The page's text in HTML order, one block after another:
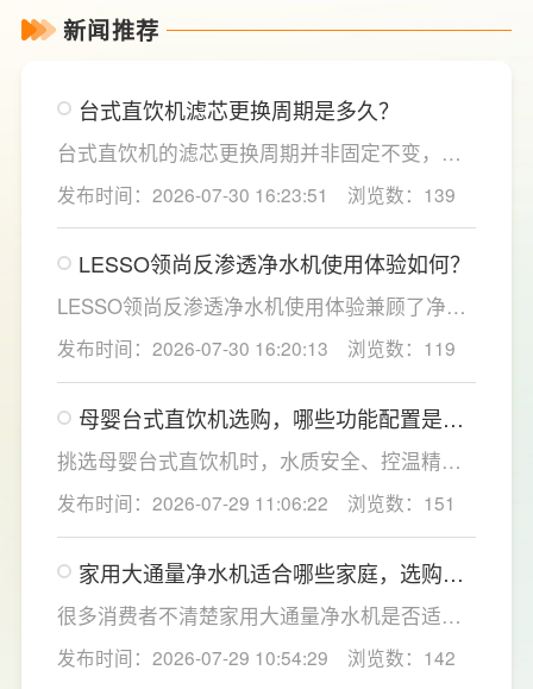
新闻推荐
台式直饮机滤芯更换周期是多久？
台式直饮机的滤芯更换周期并非固定不变，主
要取决于实际用水量、进水水质及使用频率等
因素。一般来说，PP棉和活性炭类前置滤芯建
议每6至12个月更换一次，RO反渗透膜滤芯使
用寿命相对较长，通常在2至3年左右，而后置
活性炭滤芯则建议每年更换一次以保障出水口
感。
发布时间：2026-07-30 16:23:51 浏览数：139
LESSO领尚反渗透净水机使用体验如何？
LESSO领尚反渗透净水机使用体验兼顾了净水
效果、使用便捷性和节水表现。产品采用
120mm纤薄机身设计，不占用过多厨下空间；
双出水模式可根据不同需求切换生活用水和直
饮水，不仅满足厨房多场景用水需求，还有助
于延长滤芯使用寿命。
发布时间：2026-07-30 16:20:13 浏览数：119
母婴台式直饮机选购，哪些功能配置是有
娃家庭必不可少的？
挑选母婴台式直饮机时，水质安全、控温精准
度是宝妈群体最关心的核心需求，接下来
LESSO领尚为大家讲解适合母婴家庭的必备功
能配置。母婴冲奶、辅食、直饮对水温要求不
同，机型需搭载多档精准控温功能，45℃低温
冲奶、85℃泡辅食、100℃沸水冲泡茶饮一键
切换，不用反复烧水兑冷水，呵护宝宝娇嫩肠
胃。
发布时间：2026-07-29 11:06:22 浏览数：151
家用大通量净水机适合哪些家庭，选购时
如何匹配用水场景吗？
很多消费者不清楚家用大通量净水机是否适配
自家户型，LESSO领尚建议，选购前一定要结
合家庭用水场景判断。家用大通量净水机更适
发布时间：2026-07-29 10:54:29 浏览数：142